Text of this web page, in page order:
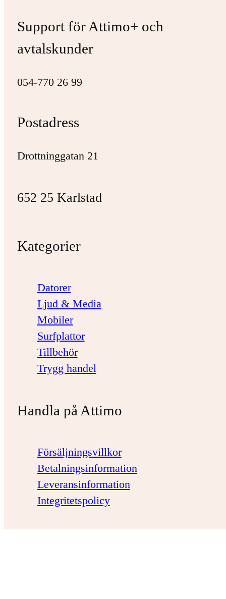
Support för Attimo+ och
avtalskunder
054-770 26 99
Postadress
Drottninggatan 21
652 25 Karlstad
Kategorier
Datorer
Ljud & Media
Mobiler
Surfplattor
Tillbehör
Trygg handel
Handla på Attimo
Försäljningsvillkor
Betalningsinformation
Leveransinformation
Integritetspolicy